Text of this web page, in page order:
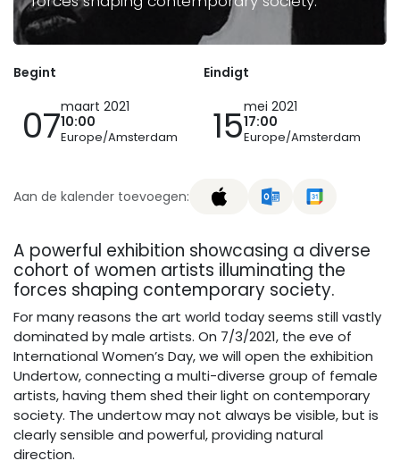
Begint
07maart 2021
10:00
Europe/Amsterdam
Eindigt
15mei 2021
17:00
Europe/Amsterdam
Aan de kalender toevoegen:
A powerful exhibition showcasing a diverse
cohort of women artists illuminating the
forces shaping contemporary society.
For many reasons the art world today seems still vastly
dominated by male artists. On 7/3/2021, the eve of
International Women’s Day, we will open the exhibition
Undertow, connecting a multi-diverse group of female
artists, having them shed their light on contemporary
society. The undertow may not always be visible, but is
clearly sensible and powerful, providing natural
direction. ⁠